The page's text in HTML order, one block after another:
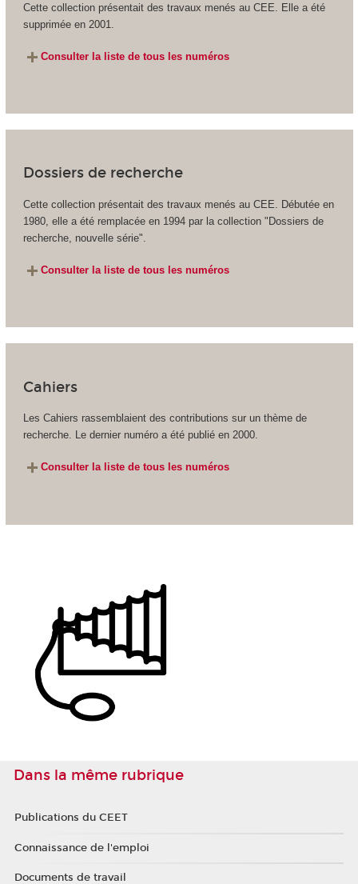
Cette collection présentait des travaux menés au CEE. Elle a été
supprimée en 2001.
Consulter la liste de tous les numéros
Dossiers de recherche
Cette collection présentait des travaux menés au CEE. Débutée en
1980, elle a été remplacée en 1994 par la collection "Dossiers de
recherche, nouvelle série".
Consulter la liste de tous les numéros
Cahiers
Les Cahiers rassemblaient des contributions sur un thème de
recherche. Le dernier numéro a été publié en 2000.
Consulter la liste de tous les numéros
Dans la même rubrique
Publications du CEET
Connaissance de l'emploi
Documents de travail